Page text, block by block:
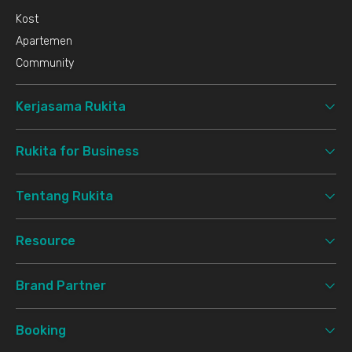
Kost
Apartemen
Community
Kerjasama Rukita
Rukita for Business
Tentang Rukita
Resource
Brand Partner
Booking